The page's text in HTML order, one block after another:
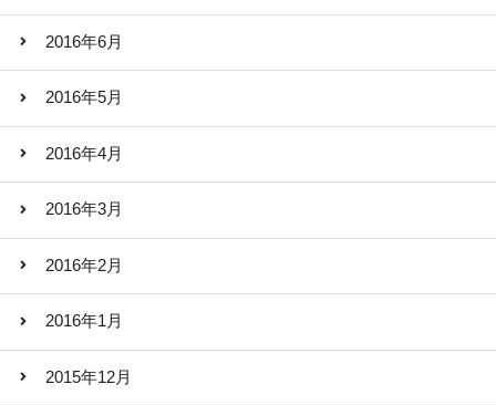
2016年6月
2016年5月
2016年4月
2016年3月
2016年2月
2016年1月
2015年12月